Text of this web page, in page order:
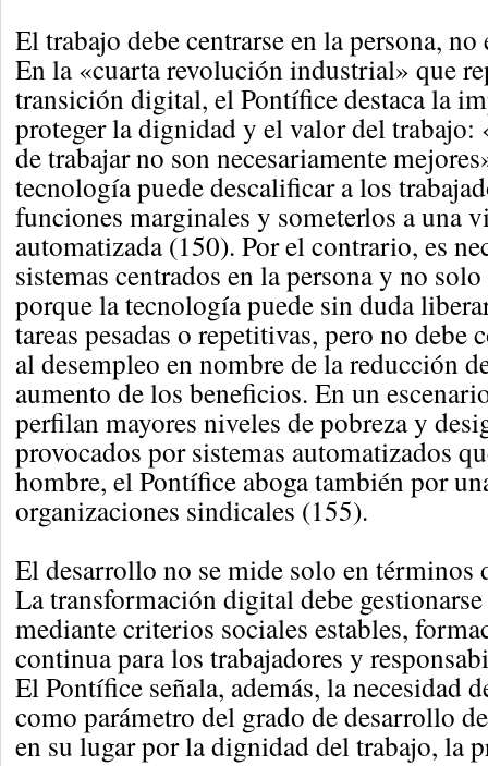
El trabajo debe centrarse en la persona,
En la «cuarta revolución industrial» que
transición digital, el Pontífice destaca la
proteger la dignidad y el valor del trabajo:
de trabajar no son necesariamente
tecnología puede descalificar a los
funciones marginales y someterlos a una
automatizada (150). Por el contrario, es
sistemas centrados en la persona y no
porque la tecnología puede sin duda
tareas pesadas o repetitivas, pero no debe
al desempleo en nombre de la reducción
aumento de los beneficios. En un
perfilan mayores niveles de pobreza y
provocados por sistemas automatizados
hombre, el Pontífice aboga también por
organizaciones sindicales (155).
El desarrollo no se mide solo en términos
La transformación digital debe
mediante criterios sociales estables,
continua para los trabajadores y
El Pontífice señala, además, la necesidad
como parámetro del grado de desarrollo
en su lugar por la dignidad del trabajo, la